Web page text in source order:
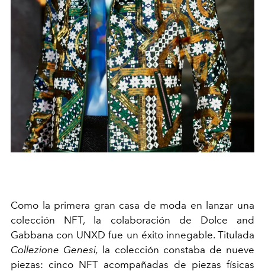
Como la primera gran casa de moda en lanzar una
colección NFT, la colaboración de Dolce and
Gabbana con UNXD fue un éxito innegable. Titulada
Collezione Genesi, la colección constaba de nueve
piezas: cinco NFT acompañadas de piezas físicas